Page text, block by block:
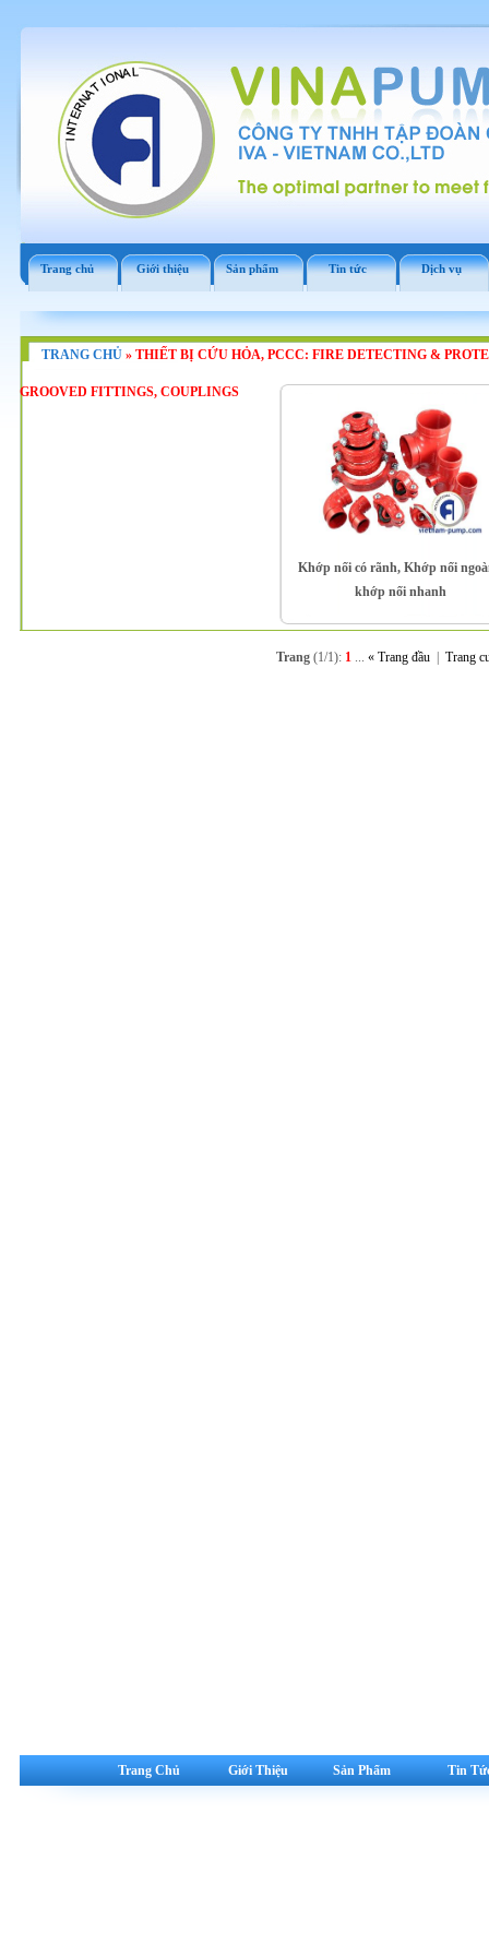
Trang chủ Giới thiệu Sản phẩm Tin tức Dịch vụ
TRANG CHỦ» THIẾT BỊ CỨU HỎA, PCCC: FIRE DETECTING &
GROOVED FITTINGS, COUPLINGS
Khớp nối có rãnh, Khớp nối
khớp nối nhanh
Trang (1/1):1 ... « Trang đầu Trang
Trang Chủ Giới Thiệu Sản Phẩm Tin